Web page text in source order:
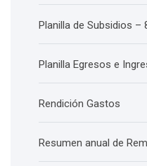
Planilla de Subsidios –
Planilla Egresos e
Rendición Gastos
Resumen anual de